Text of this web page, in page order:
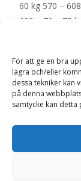
För att ge en bra
lagra och/eller
dessa tekniker kan
på denna
samtycke kan detta
60 kg 570 –
683 g 70 – 75
EAN:
LÄS